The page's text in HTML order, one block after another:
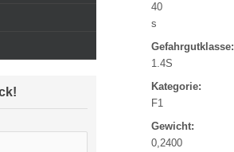
40
s
Gefahrgutklasse:
1.4S
Kategorie:
F1
Gewicht:
0,2400